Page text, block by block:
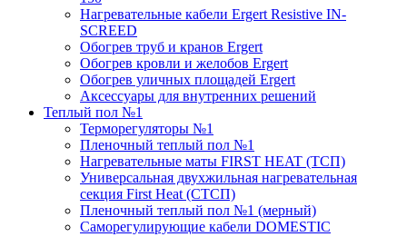
Нагревательные кабели Ergert Resistive IN-
SCREED
Обогрев труб и кранов Ergert
Обогрев кровли и желобов Ergert
Обогрев уличных площадей Ergert
Аксессуары для внутренних решений
Теплый пол №1
Терморегуляторы №1
Пленочный теплый пол №1
Нагревательные маты FIRST HEAT (ТСП)
Универсальная двухжильная нагревательная
секция First Heat (СТСП)
Пленочный теплый пол №1 (мерный)
Саморегулирующие кабели DOMESTIC